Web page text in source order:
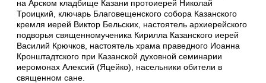
на Арском кладбище Казани протоиерей Николай
Троицкий, ключарь Благовещенского собора Казанского
кремля иерей Виктор Бельских, настоятель архиерейского
подворья священномученика Кирилла Казанского иерей
Василий Крючков, настоятель храма праведного Иоанна
Кронштадтского при Казанской духовной семинарии
иеромонах Алексий (Яцейко), насельники обители в
священном сане.